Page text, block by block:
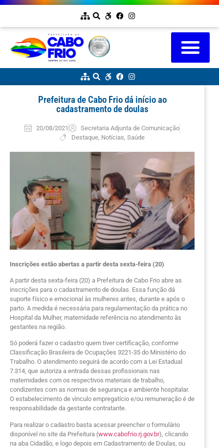
Prefeitura de Cabo Frio dá início ao
cadastramento de doulas
20/08/2021
Secretaria Adjunta de Comunicação
Destaque, Notícias Saúde
Inscrições estão abertas a partir desta sexta-feira (20)
A partir desta sexta-feira (20) a Prefeitura de Cabo Frio abre as
inscrições para o cadastramento de doulas. Essa função dá
suporte físico e emocional às mulheres antes, durante e após o
parto. A medida é necessária para regulamentação da prática no
Hospital da Mulher, maternidade referência no atendimento às
gestantes na região.
Só poderá fazer o cadastro quem tiver certificação, conforme
Classificação Brasileira de Ocupações 3221-35 do Ministério do
Trabalho. O atendimento seguirá de acordo com a Lei Estadual
7.314, que autoriza a entrada dessas profissionais nas
maternidades com os respectivos materiais de trabalho,
condizentes com as normas de segurança e ambiente hospitalar.
O estabelecimento de vínculo empregatício e/ou remuneração é de
responsabilidade da gestante contratante.
Para realizar o cadastro basta acessar preencher o formulário
disponível no site da Prefeitura (www.cabofrio.rj.gov.br), clicando
na aba Cidadão, e logo depois em Cadastramento de Doulas, ou